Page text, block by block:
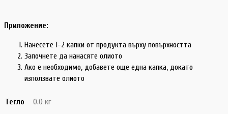
Приложение:
Нанесете 1-2 капки от продукта върху повърхността
Започнете да нанасяте олиото
Ако е необходимо, добавете още една капка, докато
използвате олиото
Тегло 0.0 кг